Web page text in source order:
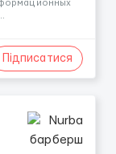
Підписатися